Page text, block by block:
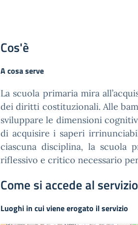
Cos'è
A cosa serve
La scuola primaria mira
dei diritti costituzionali. Alle
sviluppare le dimensioni
di acquisire i saperi
ciascuna disciplina, la scuola
riflessivo e critico necessario
Come si accede al servizio
Luoghi in cui viene erogato il servizio